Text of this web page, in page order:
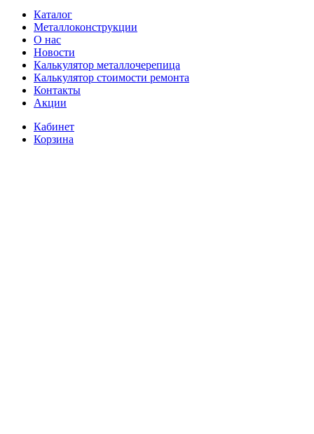
Каталог
Металлоконструкции
О нас
Новости
Калькулятор металлочерепица
Калькулятор стоимости ремонта
Контакты
Акции
Кабинет
Корзина